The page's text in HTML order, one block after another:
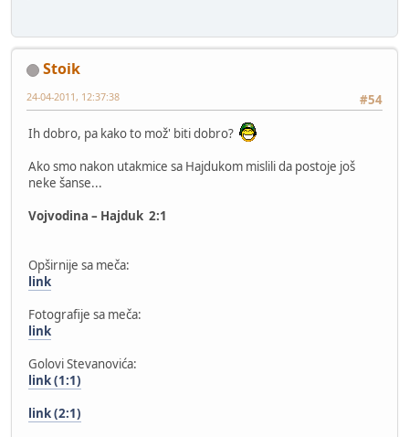
Stoik
#54
24-04-2011, 12:37:38
Ih dobro, pa kako to mož' biti dobro?
Ako smo nakon utakmice sa Hajdukom mislili da postoje još
neke šanse...
Vojvodina – Hajduk 2:1
Opširnije sa meča:
link
Fotografije sa meča:
link
Golovi Stevanovića:
link (1:1)
link (2:1)